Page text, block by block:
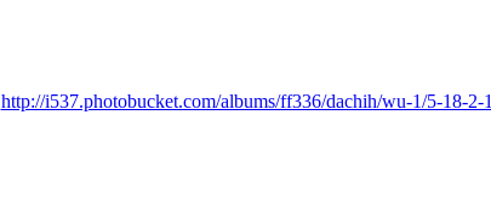
http://i537.photobucket.com/albums/ff336/dachih/wu-1/5-18-2-